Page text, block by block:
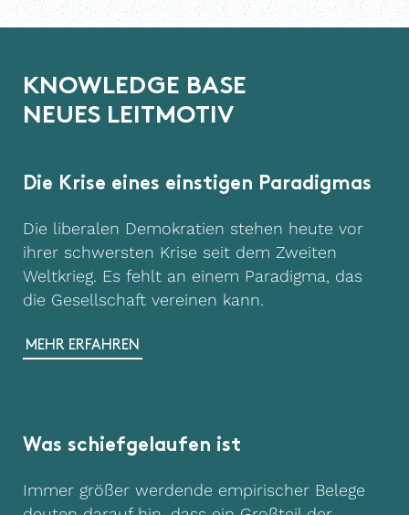
KNOWLEDGE BASE
NEUES LEITMOTIV
Die Krise eines einstigen Paradigmas
Die liberalen Demokratien stehen heute vor
ihrer schwersten Krise seit dem Zweiten
Weltkrieg. Es fehlt an einem Paradigma, das
die Gesellschaft vereinen kann.
MEHR ERFAHREN
Was schiefgelaufen ist
Immer größer werdende empirischer Belege